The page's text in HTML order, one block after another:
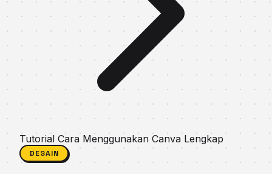
Tutorial Cara Menggunakan Canva Lengkap
DESAIN